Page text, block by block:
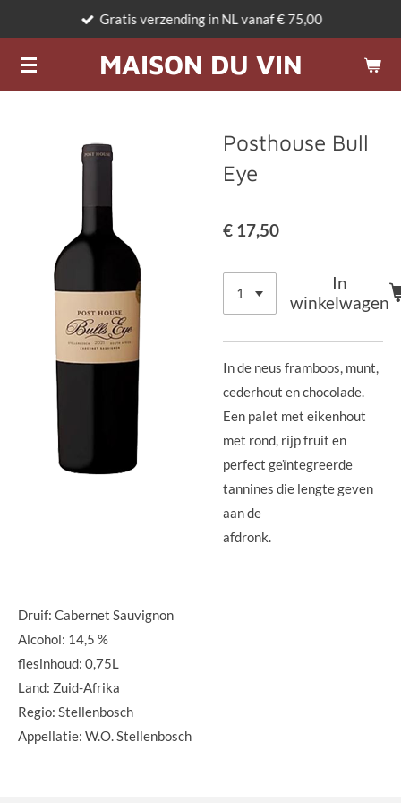
naar
de
MAISON DU VIN
Gratis verzending in NL vanaf € 75,00
Posthouse Bull
Eye
€ 17,50
In
winkelwagen
In de neus framboos, munt,
cederhout en chocolade.
Een palet met eikenhout
met rond, rijp fruit en
perfect geïntegreerde
tannines die lengte geven
aan de
afdronk.
Druif: Cabernet Sauvignon
Alcohol: 14,5 %
flesinhoud: 0,75L
Land: Zuid-Afrika
Regio: Stellenbosch
Appellatie: W.O. Stellenbosch